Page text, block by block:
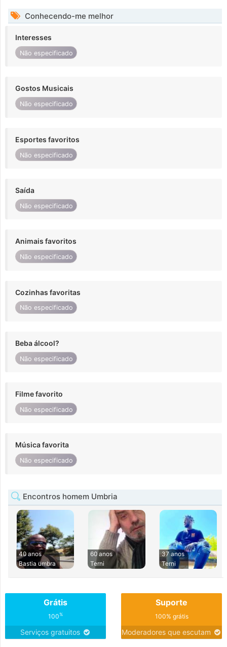
Conhecendo-me melhor
Interesses
Não especificado
Gostos Musicais
Não especificado
Esportes favoritos
Não especificado
Saída
Não especificado
Animais favoritos
Não especificado
Cozinhas favoritas
Não especificado
Beba álcool?
Não especificado
Filme favorito
Não especificado
Música favorita
Não especificado
Encontros homem Umbria
40 anos
Bastia umbra
60 anos
Terni
37 anos
Terni
Grátis
100%
Serviços gratuitos
Suporte
100% grátis
Moderadores que escutam